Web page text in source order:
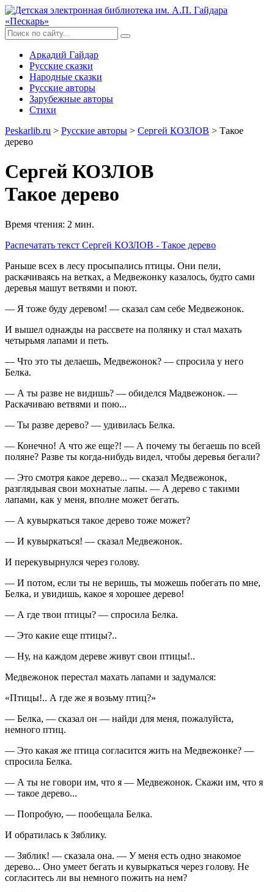
Аркадий Гайдар
Русские сказки
Народные сказки
Русские авторы
Зарубежные авторы
Стихи
Peskarlib.ru > Русские авторы > Сергей КОЗЛОВ > Такое
дерево
Сергей КОЗЛОВ
Такое дерево
Время чтения: 2 мин.
Распечатать текст Сергей КОЗЛОВ - Такое дерево
Раньше всех в лесу просыпались птицы. Они пели,
раскачиваясь на ветках, а Медвежонку казалось, будто сами
деревья машут ветвями и поют.
— Я тоже буду деревом! — сказал сам себе Медвежонок.
И вышел однажды на рассвете на полянку и стал махать
четырьмя лапами и петь.
— Что это ты делаешь, Медвежонок? — спросила у него
Белка.
— А ты разве не видишь? — обиделся Мадвежонок. —
Раскачиваю ветвями и пою...
— Ты разве дерево? — удивилась Белка.
— Конечно! А что же еще?! — А почему ты бегаешь по всей
поляне? Разве ты когда-нибудь видел, чтобы деревья бегали?
— Это смотря какое дерево... — сказал Медвежонок,
разглядывая свои мохнатые лапы. — А дерево с такими
лапами, как у меня, вполне может бегать.
— А кувыркаться такое дерево тоже может?
— И кувыркаться! — сказал Медвежонок.
И перекувырнулся через голову.
— И потом, если ты не веришь, ты можешь побегать по мне,
Белка, и увидишь, какое я хорошее дерево!
— А где твои птицы? — спросила Белка.
— Это какие еще птицы?..
— Ну, на каждом дереве живут свои птицы!..
Медвежонок перестал махать лапами и задумался:
«Птицы!.. А где же я возьму птиц?»
— Белка, — сказал он — найди для меня, пожалуйста,
немного птиц.
— Это какая же птица согласится жить на Медвежонке? —
спросила Белка.
— А ты не говори им, что я — Медвежонок. Скажи им, что я
— такое дерево...
— Попробую, — пообещала Белка.
И обратилась к Зяблику.
— Зяблик! — сказала она. — У меня есть одно знакомое
дерево... Оно умеет бегать и кувыркаться через голову. Не
согласитесь ли вы немного пожить на нем?